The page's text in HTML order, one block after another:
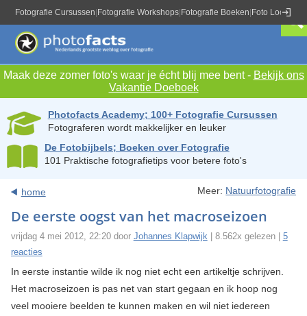
Fotografie Cursussen Fotografie Workshops Fotografie Boeken Foto Locaties
Maak deze zomer foto's waar je écht blij mee bent - Bekijk ons
Vakantie Doeboek
Photofacts Academy; 100+ Fotografie Cursussen
Fotograferen wordt makkelijker en leuker
De Fotobijbels; Boeken over Fotografie
101 Praktische fotografietips voor betere foto's
home Meer: Natuurfotografie
De eerste oogst van het macroseizoen
vrijdag 4 mei 2012, 22:20 door Johannes Klapwijk| 8.562x gelezen | 5
reacties
In eerste instantie wilde ik nog niet echt een artikeltje schrijven.
Het macroseizoen is pas net van start gegaan en ik hoop nog
veel mooiere beelden te kunnen maken en wil niet iedereen